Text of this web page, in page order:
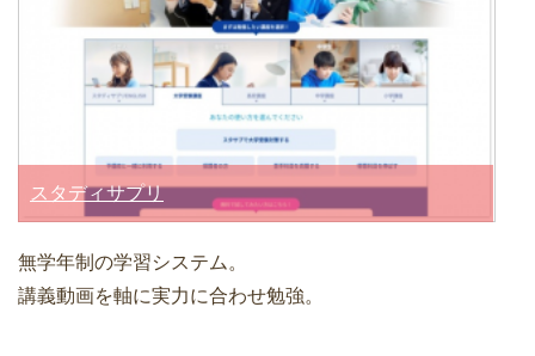
スタディサプリ
無学年制の学習システム。
講義動画を軸に実力に合わせ勉強。